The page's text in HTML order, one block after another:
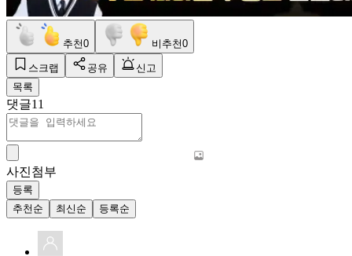
추천0 비추천0
스크랩 공유
신고
목록
댓글11
사진첨부
등록
추천순
최신순 등록순